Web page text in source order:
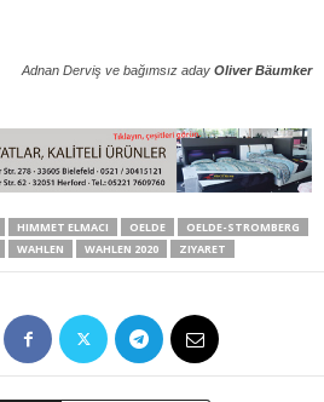
Adnan Derviş ve bağımsız aday Oliver Bäumker
HIMMET ELMACI OELDE
OELDE-STROMBERG
WAHLEN WAHLEN 2020 ZIYARET